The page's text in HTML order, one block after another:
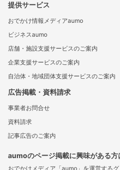
提供サービス
おでかけ情報メディアaumo
ビジネスaumo
店舗・施設支援サービスのご案内
企業支援サービスのご案内
自治体・地域団体支援サービスのご案内
広告掲載・資料請求
事業者お問合せ
資料請求
記事広告のご案内
aumoのページ掲載に興味がある方
おでかけメディア「aumo」を運営する